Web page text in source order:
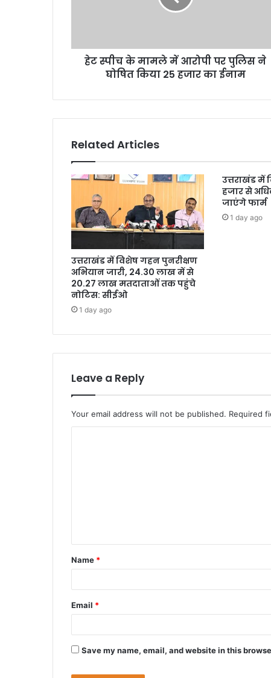
हेट स्पीच के मामले में आरोपी पर पुलिस ने
घोषित किया 25 हजार का ईनाम
Related Articles
उत्तराखंड में विशेष गहन पुनरीक्षण
अभियान जारी, 24.30 लाख में से
20.27 लाख मतदाताओं तक पहुंचे
नोटिस: सीईओ
1 day ago
उत्तराखंड में
हजार से
जाएंगे फार्म
1 day ago
Leave a Reply
Your email address will not be published. Required
t
*
Name *
Email *
Save my name, email, and website in this